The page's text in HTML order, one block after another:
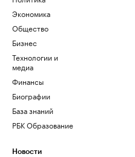
Экономика
Общество
Бизнес
Технологии и
медиа
Финансы
Биографии
База знаний
РБК Образование
Новости